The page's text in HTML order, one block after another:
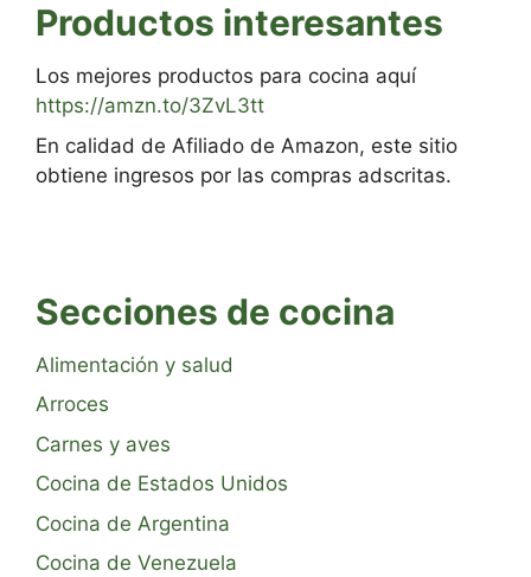
Productos interesantes
Los mejores productos para cocina aquí
https://amzn.to/3ZvL3tt
En calidad de Afiliado de Amazon, este sitio
obtiene ingresos por las compras adscritas.
Secciones de cocina
Alimentación y salud
Arroces
Carnes y aves
Cocina de Estados Unidos
Cocina de Argentina
Cocina de Venezuela